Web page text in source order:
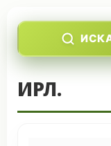
ИРЛ.